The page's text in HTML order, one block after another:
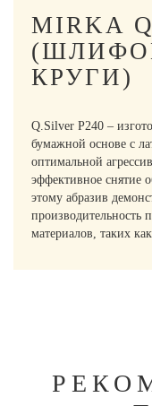
MIRKA
КРУГИ)
Q.Silver P240 –
бумажной основе с
оптимальной
эффективное снятие
этому абразив
материалов, таких